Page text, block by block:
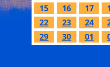
15
16 17
22
23 24
29
30 01